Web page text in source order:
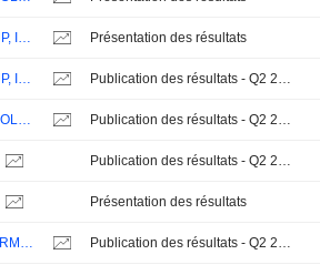
MATCH GROUP, INC. Présentation des résultats
MATCH GROUP, INC. Publication des résultats - Q2 2026
NEXTDOOR HOLDINGS, INC. Publication des résultats - Q2 2026
Publication des résultats - Q2 2026
Présentation des résultats
META PLATFORMS, INC. Publication des résultats - Q2 2026